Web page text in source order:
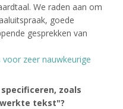
We raden aan om
goede
gesprekken van
voor zeer nauwkeurige
zoals
tekst"?